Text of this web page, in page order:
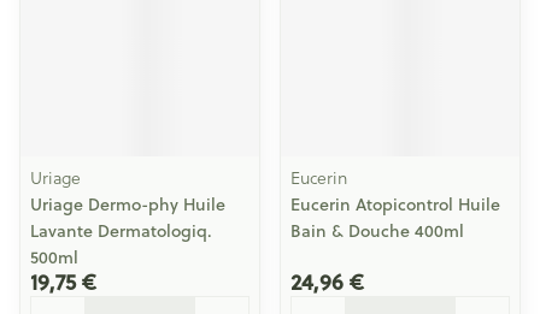
Uriage
Uriage Dermo-phy Huile
Lavante Dermatologiq.
500ml
19,75 €
Eucerin
Eucerin Atopicontrol Huile
Bain & Douche 400ml
24,96 €